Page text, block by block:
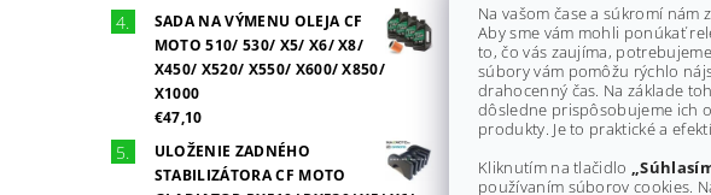
SADA NA VÝMENU OLEJA CF
MOTO 510/ 530/ X5/ X6/ X8/
X450/ X520/ X550/ X600/ X850/
X1000
€47,10
ULOŽENIE ZADNÉHO
STABILIZÁTORA CF MOTO
1999 Yamaha YFM400FW
1998 Yamaha YFM400FW
1997 Yamaha YFM400FW
1996 Yamaha YFM400FW
2014 Yamaha YFM550D Grizzly
2014 Yamaha YFM550DH
2013 Yamaha YFM550FG Grizzly
2011 Yamaha YFM550FG Grizzly
2010 Yamaha YFM550FG Grizzly
Na vašom čase a súkromí nám
Aby sme vám mohli ponúkať
to, čo vás zaujíma,
súbory vám pomôžu rýchlo
drahocenný čas. Na základe
dôsledne prispôsobujeme ich
produkty. Je to praktické a
Kliknutím na tlačidlo
používaním súborov cookies.